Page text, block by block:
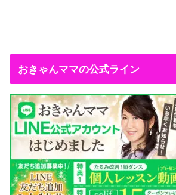
おきゃんママの公式ライン